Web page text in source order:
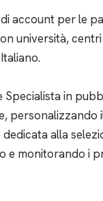
account per le
università,
in
personalizzando
alla
e monitorando i